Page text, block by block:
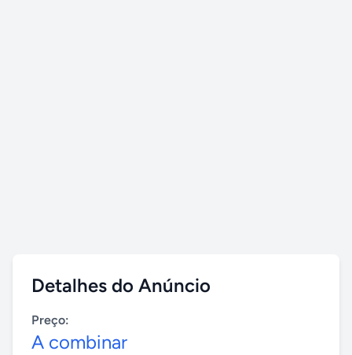
Detalhes do Anúncio
Preço:
A combinar